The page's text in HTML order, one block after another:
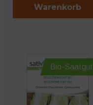
Warenkorb
Bio-Saatgut